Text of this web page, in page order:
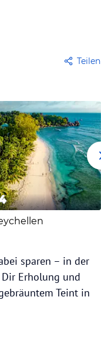
Teilen
sparen – in der
Erholung und
Teint in